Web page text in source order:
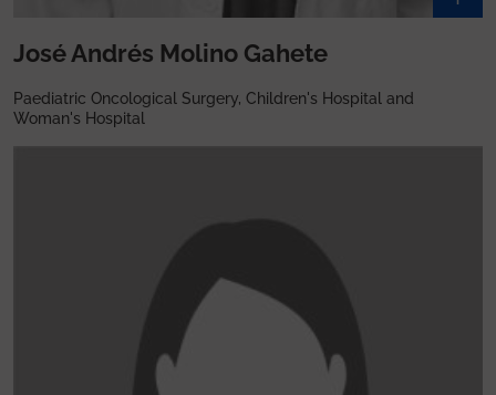
José Andrés Molino Gahete
Paediatric Oncological Surgery, Children's Hospital and
Woman's Hospital